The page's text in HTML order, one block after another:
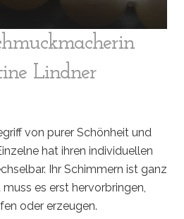
Lindner
von purer Schönheit und
hat ihren individuellen
Ihr Schimmern ist ganz
es erst hervorbringen,
oder erzeugen.